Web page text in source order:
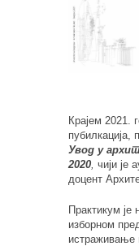
Крајем 2021.
пубилкација,
Увод у
2020 чији је
доцент
Практикум је
изборном
истраживање